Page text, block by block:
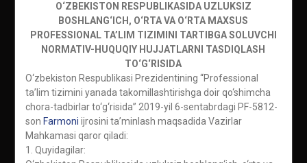
O‘ZBEKISTON RESPUBLIKASIDA UZLUKSIZ
BOSHLANG‘ICH, O‘RTA VA O‘RTA MAXSUS
PROFESSIONAL TA’LIM TIZIMINI TARTIBGA SOLUVCHI
NORMATIV-HUQUQIY HUJJATLARNI TASDIQLASH
TO‘G‘RISIDA
O‘zbekiston Respublikasi Prezidentining “Professional
ta’lim tizimini yanada takomillashtirishga doir qo‘shimcha
chora-tadbirlar to‘g‘risida” 2019-yil 6-sentabrdagi PF-5812-
son Farmoni ijrosini ta’minlash maqsadida Vazirlar
Mahkamasi qaror qiladi:
1. Quyidagilar: